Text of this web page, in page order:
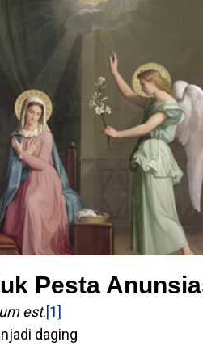
Pesta
est.[1]
daging